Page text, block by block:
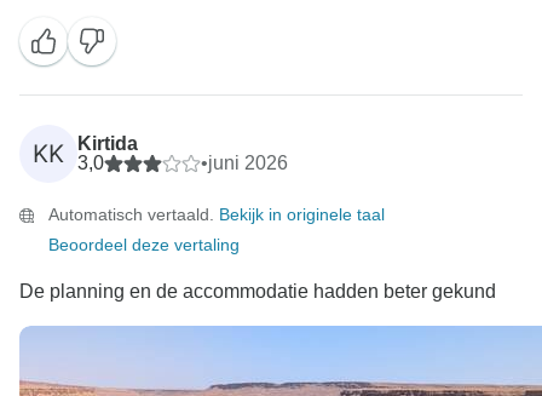
KK
Kirtida
3,0
•juni 2026
Automatisch vertaald. Bekijk in originele taal
Beoordeel deze vertaling
De planning en de accommodatie hadden beter gekund